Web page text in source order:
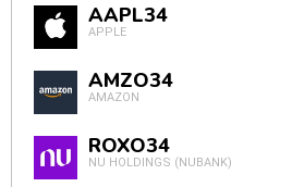
AAPL34
APPLE
AMZO34
AMAZON
ROXO34
NU HOLDINGS (NUBANK)